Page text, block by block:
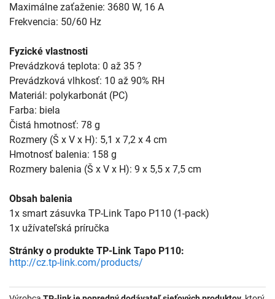
Maximálne zaťaženie: 3680 W, 16 A
Frekvencia: 50/60 Hz
Fyzické vlastnosti
Prevádzková teplota: 0 až 35 ?
Prevádzková vlhkosť: 10 až 90% RH
Materiál: polykarbonát (PC)
Farba: biela
Čistá hmotnosť: 78 g
Rozmery (Š x V x H): 5,1 x 7,2 x 4 cm
Hmotnosť balenia: 158 g
Rozmery balenia (Š x V x H): 9 x 5,5 x 7,5 cm
Obsah balenia
1x smart zásuvka TP-Link Tapo P110 (1-pack)
1x užívateľská príručka
Stránky o produkte TP-Link Tapo P110:
http://cz.tp-link.com/products/